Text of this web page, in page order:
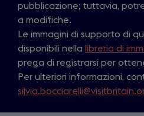
pubblicazione; tuttavia,
a modifiche.
Le immagini di supporto di
disponibili nella libreria di
prega di registrarsi per
Per ulteriori informazioni,